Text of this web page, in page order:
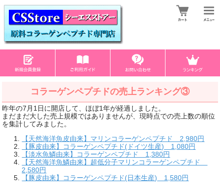
コラーゲンペプチドの売上ランキング③
昨年の7月1日に開店して、ほぼ1年が経過しました。
まだまだ大した売上規模ではありませんが、現時点での売上数の順位
を集計してみました。
【天然海洋魚皮由来】マリンコラーゲンペプチド 2,980円
【豚皮由来】コラーゲンペプチド(ドイツ生産) 1,080円
【淡水魚鱗由来】コラーゲンペプチド 1,380円
【天然海洋魚鱗由来】超低分子マリンコラーゲンペプチド
2,580円
【豚皮由来】コラーゲンペプチド(日本生産) 1,580円